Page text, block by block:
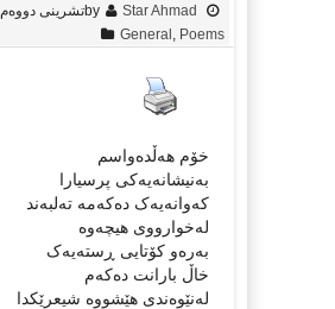
by Star Ahmad
تشرینی دووەم 1, 2025
General Poems
خۆم هەڵدەواسم
بەنیشانەیەکی پرسیارا
کەوانەیەک دەکەمە تەلبەند
لەخوارووی هیچەوە
بەرەو کۆتایی ڕستەیەک
خاڵ بارانت دەکەم
لەنێوەندی هێشووە شیعرێکدا